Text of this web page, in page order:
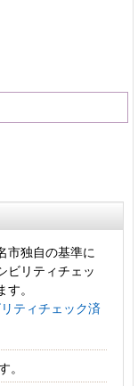
市独自の基準に
ビリティチェッ
。
リティチェック済
。